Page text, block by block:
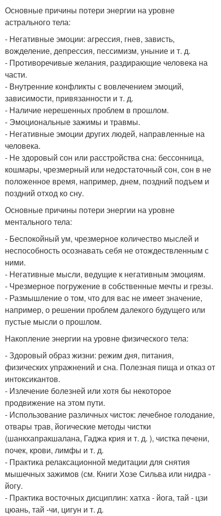
Основные причины потери энергии на уровне
астрального тела:
- Негативные эмоции: агрессия, гнев, зависть,
вожделение, депрессия, пессимизм, уныние и т. д.
- Противоречивые желания, раздирающие человека на
части.
- Внутренние конфликты с вовлечением эмоций,
зависимости, привязанности и т. д.
- Наличие нерешенных проблем в прошлом.
- Эмоциональные зажимы и травмы.
- Негативные эмоции других людей, направленные на
человека.
- Не здоровый сон или расстройства сна: бессонница,
кошмары, чрезмерный или недостаточный сон, сон в не
положенное время, например, днем, поздний подъем и
поздний отход ко сну.
Основные причины потери энергии на уровне
ментального тела:
- Беспокойный ум, чрезмерное количество мыслей и
неспособность осознавать себя не отождествленным с
ними.
- Негативные мысли, ведущие к негативным эмоциям.
- Чрезмерное погружение в собственные мечты и грезы.
- Размышление о том, что для вас не имеет значение,
например, о решении проблем далекого будущего или
пустые мысли о прошлом.
Накопление энергии на уровне физического тела:
- Здоровый образ жизни: режим дня, питания,
физических упражнений и сна. Полезная пища и отказ от
интоксикантов.
- Излечение болезней или хотя бы некоторое
продвижение на этом пути.
- Использование различных чисток: лечебное голодание,
отвары трав, йогические методы чистки
(шанкхапракшалана, Гаджа крия и т. д. ), чистка печени,
почек, крови, лимфы и т. д.
- Практика релаксационной медитации для снятия
мышечных зажимов (см. Книги Хозе Сильва или нидра -
йогу.
- Практика восточных дисциплин: хатха - йога, тай - цзи
цюань, тай -чи, цигун и т. д.